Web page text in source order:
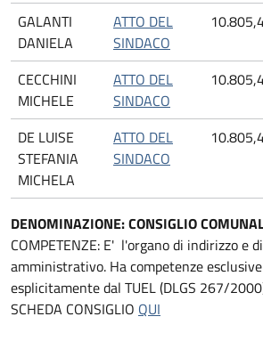
GALANTI
DANIELA
ATTO DEL
SINDACO
CECCHINI
MICHELE
ATTO DEL
SINDACO
DE LUISE
STEFANIA
MICHELA
ATTO DEL
SINDACO
DENOMINAZIONE: CONSIGLIO
COMPETENZE: E' l'organo di indirizzo e
amministrativo. Ha competenze
esplicitamente dal TUEL (DLGS 267/
SCHEDA CONSIGLIO QUI